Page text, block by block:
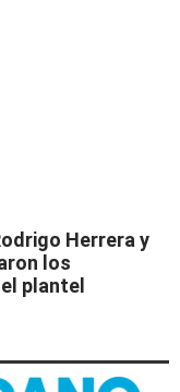
Herrera y
los
plantel